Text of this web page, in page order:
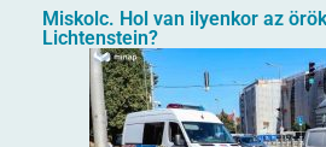
Miskolc. Hol van ilyenkor az
Lichtenstein?